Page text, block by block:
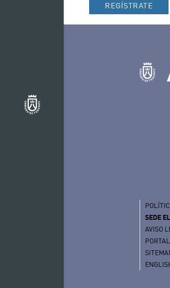
REGÍSTRATE
SEDE
AVISO